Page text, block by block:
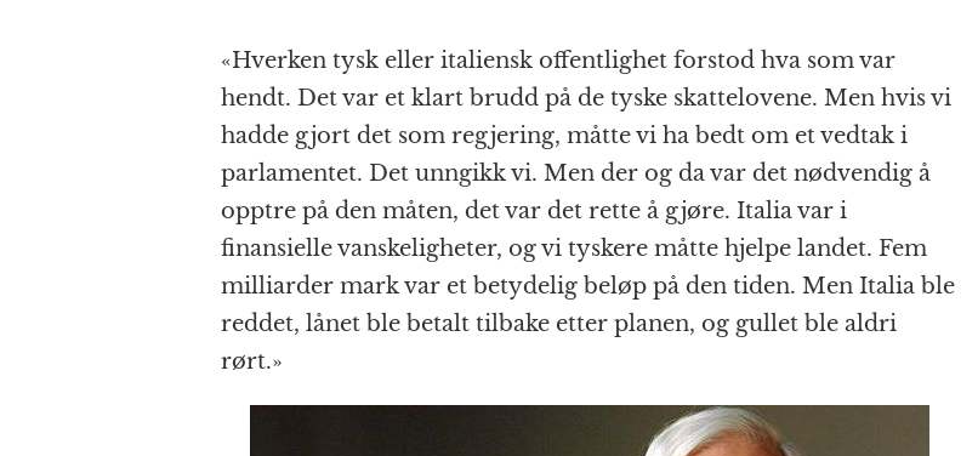
«Hverken tysk eller italiensk offentlighet forstod hva som var
hendt. Det var et klart brudd på de tyske skattelovene. Men hvis vi
hadde gjort det som regjering, måtte vi ha bedt om et vedtak i
parlamentet. Det unngikk vi. Men der og da var det nødvendig å
opptre på den måten, det var det rette å gjøre. Italia var i
finansielle vanskeligheter, og vi tyskere måtte hjelpe landet. Fem
milliarder mark var et betydelig beløp på den tiden. Men Italia ble
reddet, lånet ble betalt tilbake etter planen, og gullet ble aldri
rørt.»